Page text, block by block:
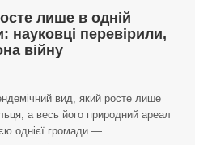
лише в одній
науковці перевірили,
війну
вид, який росте лише
а весь його природний ареал
однієї громади —